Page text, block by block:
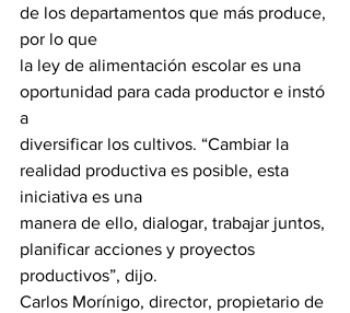
de los departamentos que más produce,
por lo que
la ley de alimentación escolar es una
oportunidad para cada productor e instó
a
diversificar los cultivos. “Cambiar la
realidad productiva es posible, esta
iniciativa es una
manera de ello, dialogar, trabajar juntos,
planificar acciones y proyectos
productivos”, dijo.
Carlos Morínigo, director, propietario de